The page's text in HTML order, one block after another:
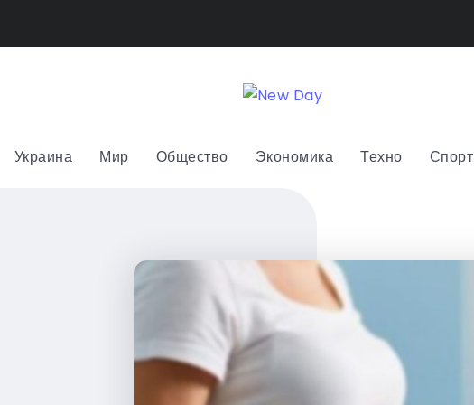
Украина Мир Общество Экономика Техно Спорт